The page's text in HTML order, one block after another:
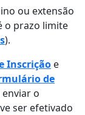
ou extensão
o prazo limite
).
Inscrição e
de
o
ser efetivado